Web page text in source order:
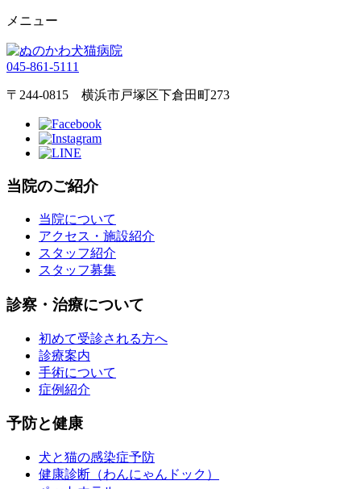
メニュー
045-861-5111
〒244-0815 横浜市戸塚区下倉田町273
当院のご紹介
当院について
アクセス・施設紹介
スタッフ紹介
スタッフ募集
診察・治療について
初めて受診される方へ
診療案内
手術について
症例紹介
予防と健康
犬と猫の感染症予防
健康診断（わんにゃんドック）